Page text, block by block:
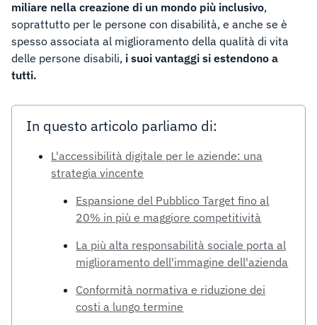
miliare nella creazione di un mondo più inclusivo,
soprattutto per le persone con disabilità, e anche se è
spesso associata al miglioramento della qualità di vita
delle persone disabili, i suoi vantaggi si estendono a
tutti.
In questo articolo parliamo di:
L'accessibilità digitale per le aziende: una
strategia vincente
Espansione del Pubblico Target fino al
20% in più e maggiore competitività
La più alta responsabilità sociale porta al
miglioramento dell'immagine dell'azienda
Conformità normativa e riduzione dei
costi a lungo termine